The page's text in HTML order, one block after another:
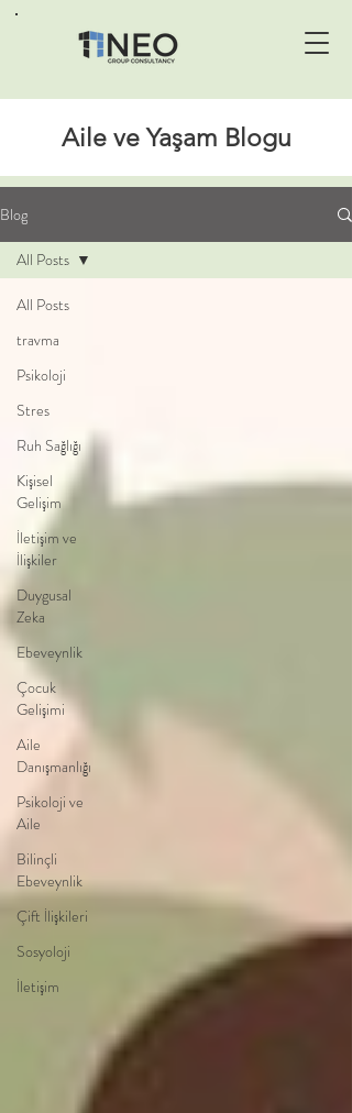
Aile ve Yaşam Blogu
Blog
All Posts
travma
Psikoloji
Stres
Ruh Sağlığı
Kişisel
Gelişim
İletişim ve
İlişkiler
Duygusal
Zeka
Ebeveynlik
Çocuk
Gelişimi
Aile
Danışmanlığı
Psikoloji ve
Aile
Bilinçli
Ebeveynlik
Çift İlişkileri
Sosyoloji
İletişim
All Posts